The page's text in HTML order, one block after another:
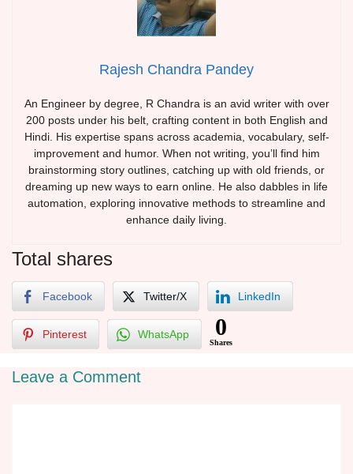
Rajesh Chandra Pandey
An Engineer by degree, R Chandra is an avid writer with over
200 posts under his belt, crafting content in both English and
Hindi. His expertise spans across academia, vocabulary, self-
improvement and humor. When not writing, you’ll find him
brainstorming story outlines, catching up with old friends, or
dreaming up new ways to earn online. He also dabbles in life
automation, exploring innovative methods to streamline and
enhance daily living.
Total shares
Facebook Twitter/X LinkedIn
Pinterest WhatsApp 0
Shares
Leave a Comment